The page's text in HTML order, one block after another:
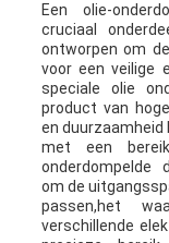
Een olie-
cruciaal
ontworpen om
voor een veilige
speciale olie
product van
en duurzaamheid
met een
onderdompelde
om de
passen,het
verschillende